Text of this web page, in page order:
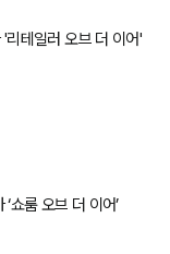
테일러 오브 더 이어'
쇼룸 오브 더 이어’